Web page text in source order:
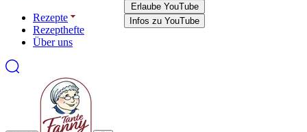
Rezepte
Rezepthefte
Über uns
Erlaube YouTube
Infos zu YouTube
Erlaube YouTube
Infos zu YouTube